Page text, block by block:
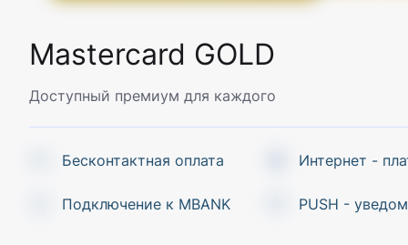
Mastercard GOLD
Доступный премиум для каждого
Бесконтактная оплата Интернет -
Подключение к MBANK PUSH -